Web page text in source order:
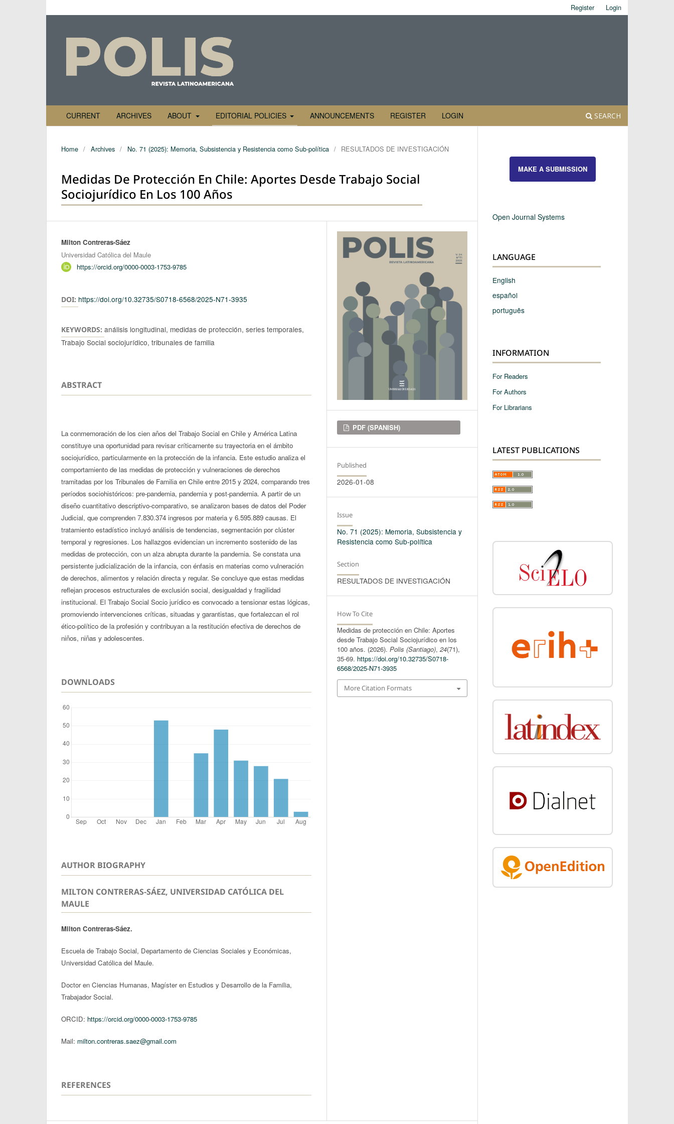
CURRENT ARCHIVES ABOUT EDITORIAL POLICIES ANNOUNCEMENTS REGISTER LOGIN SEARCH
Register Login
Home / Archives / No. 71 (2025): Memoria, Subsistencia y Resistencia como Sub-política / RESULTADOS DE INVESTIGACIÓN
Medidas De Protección En Chile: Aportes Desde Trabajo Social
Sociojurídico En Los 100 Años
Authors
Milton Contreras-Sáez
Universidad Católica del Maule
https://orcid.org/0000-0003-1753-9785
DOI: https://doi.org/10.32735/S0718-6568/2025-N71-3935
KEYWORDS: análisis longitudinal, medidas de protección, series temporales,
Trabajo Social sociojurídico, tribunales de familia
ABSTRACT
La conmemoración de los cien años del Trabajo Social en Chile y América Latina
constituye una oportunidad para revisar críticamente su trayectoria en el ámbito
sociojurídico, particularmente en la protección de la infancia. Este estudio analiza el
comportamiento de las medidas de protección y vulneraciones de derechos
tramitadas por los Tribunales de Familia en Chile entre 2015 y 2024, comparando tres
períodos sociohistóricos: pre-pandemia, pandemia y post-pandemia. A partir de un
diseño cuantitativo descriptivo-comparativo, se analizaron bases de datos del Poder
Judicial, que comprenden 7.830.374 ingresos por materia y 6.595.889 causas. El
tratamiento estadístico incluyó análisis de tendencias, segmentación por clúster
temporal y regresiones. Los hallazgos evidencian un incremento sostenido de las
medidas de protección, con un alza abrupta durante la pandemia. Se constata una
persistente judicialización de la infancia, con énfasis en materias como vulneración
de derechos, alimentos y relación directa y regular. Se concluye que estas medidas
reflejan procesos estructurales de exclusión social, desigualdad y fragilidad
institucional. El Trabajo Social Socio jurídico es convocado a tensionar estas lógicas,
promoviendo intervenciones críticas, situadas y garantistas, que fortalezcan el rol
ético-político de la profesión y contribuyan a la restitución efectiva de derechos de
niños, niñas y adolescentes.
DOWNLOADS
AUTHOR BIOGRAPHY
MILTON CONTRERAS-SÁEZ, UNIVERSIDAD CATÓLICA DEL
MAULE
Milton Contreras-Sáez.
Escuela de Trabajo Social, Departamento de Ciencias Sociales y Económicas,
Universidad Católica del Maule.
Doctor en Ciencias Humanas, Magíster en Estudios y Desarrollo de la Familia,
Trabajador Social.
ORCID: https://orcid.org/0000-0003-1753-9785
Mail: milton.contreras.saez@gmail.com
REFERENCES
Downloads
PDF (SPANISH)
Published
2026-01-08
Issue
No. 71 (2025): Memoria, Subsistencia y
Resistencia como Sub-política
Section
RESULTADOS DE INVESTIGACIÓN
How To Cite
Medidas de protección en Chile: Aportes
desde Trabajo Social Sociojurídico en los
100 años. (2026).Polis (Santiago),24(71),
35-69. https://doi.org/10.32735/S0718-
6568/2025-N71-3935
More Citation Formats
MAKE A SUBMISSION
Open Journal Systems
LANGUAGE
English
español
português
INFORMATION
For Readers
For Authors
For Librarians
LATEST PUBLICATIONS